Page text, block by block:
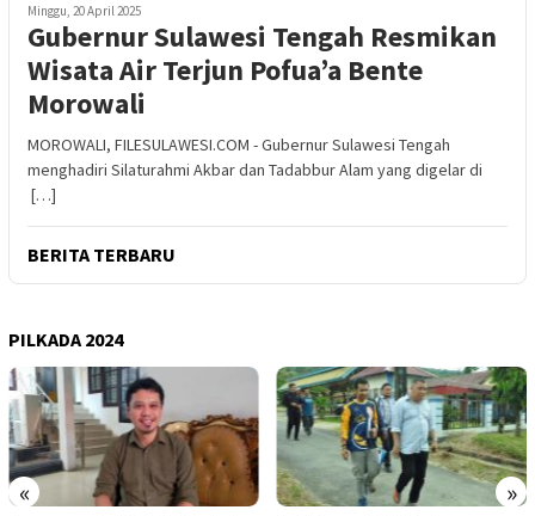
Minggu, 20 April 2025
Gubernur Sulawesi Tengah Resmikan
Wisata Air Terjun Pofua’a Bente
Morowali
MOROWALI, FILESULAWESI.COM - Gubernur Sulawesi Tengah
menghadiri Silaturahmi Akbar dan Tadabbur Alam yang digelar di
[…]
BERITA TERBARU
PILKADA 2024
« »